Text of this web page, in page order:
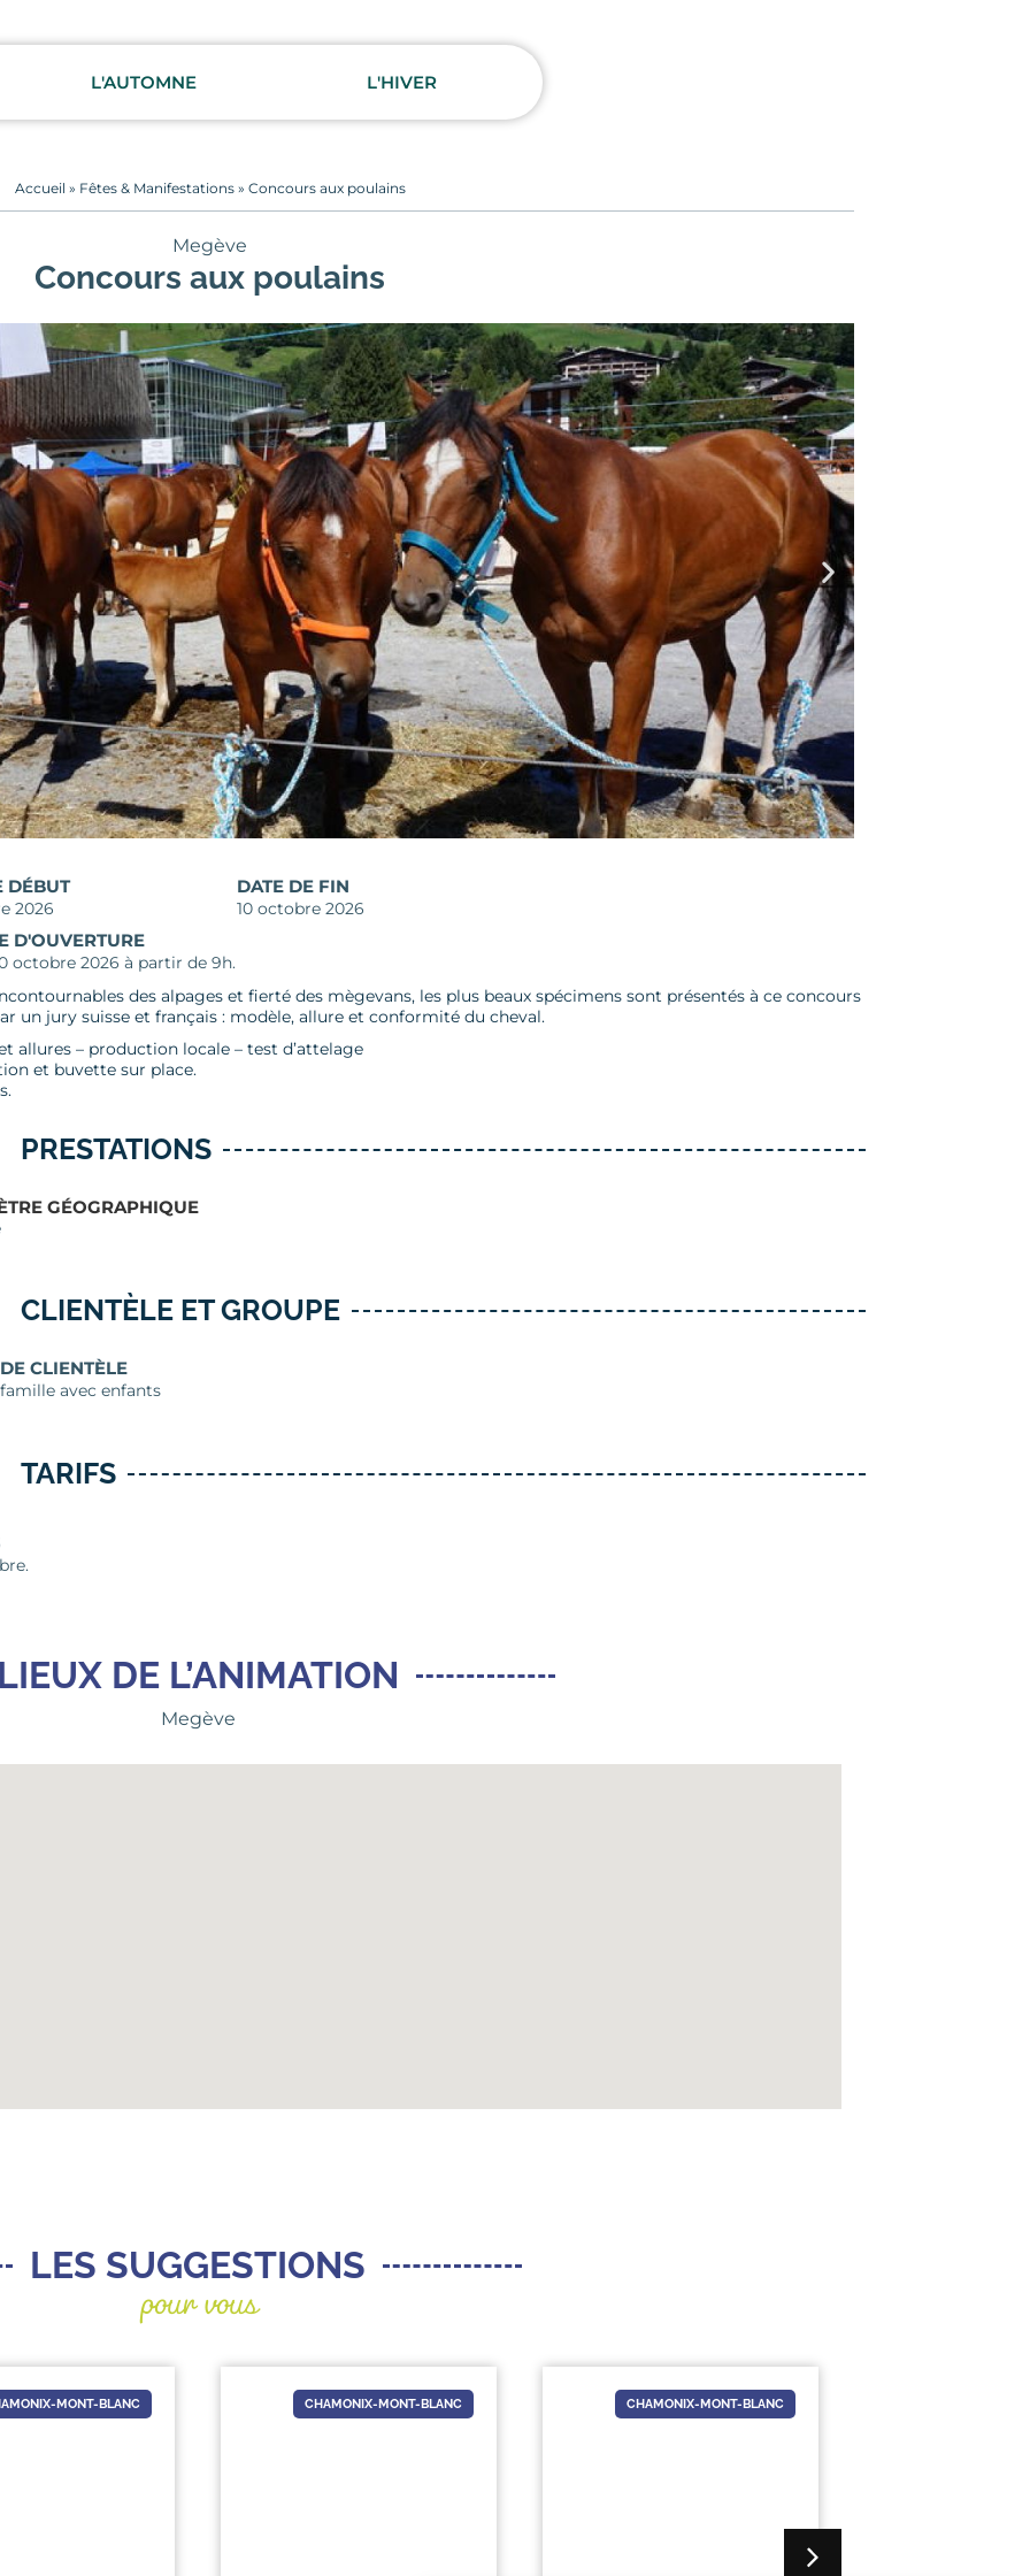
L'AUTOMNE L'HIVER
Accueil » Fêtes & Manifestations» Concours aux poulains
Megève
Concours aux poulains
DÉBUT
2026
DATE DE FIN
10 octobre 2026
D'OUVERTURE
octobre 2026 à partir de 9h.
des alpages et fierté des mègevans, les plus beaux spécimens sont présentés à ce concours
un jury suisse et français : modèle, allure et conformité du cheval.
allures – production locale – test d’attelage
et buvette sur place.
PRESTATIONS
GÉOGRAPHIQUE
CLIENTÈLE ET GROUPE
CLIENTÈLE
avec enfants
TARIFS
LIEUX DE L’ANIMATION
Megève
LES SUGGESTIONS
pour vous
MONT-BLANC CHAMONIX-MONT-BLANC CHAMONIX-MONT-BLANC